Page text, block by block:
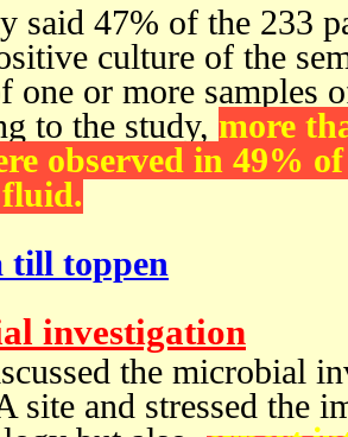
said 47% of the 233
culture of the
one or more samples
to the study, more
observed in 49%
till toppen
investigation
the microbial
site and stressed the